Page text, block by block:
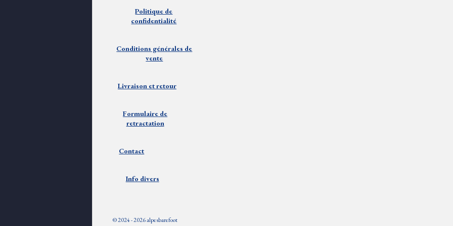
Politique de
confidentialité
Conditions générales de
vente
Livraison etretour
Formulaire de
retractation
Contact
Info divers
© 2024 - 2026 alpesbarefoot